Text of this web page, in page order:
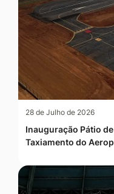
28 de Julho de 2026
Inauguração Pátio
Taxiamento do